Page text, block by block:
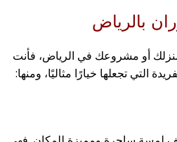
بالرياض
أو مشروعك في الرياض، فأنت
التي تجعلها خيارًا مثاليًا، ومنها: